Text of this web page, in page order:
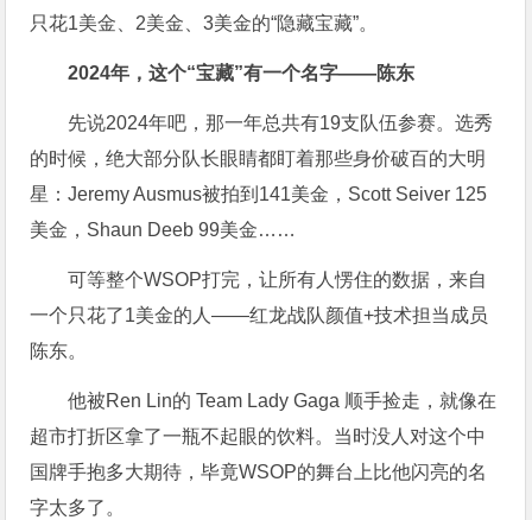
只花1美金、2美金、3美金的“隐藏宝藏”。
2024年，这个“宝藏”有一个名字——陈东
先说2024年吧，那一年总共有19支队伍参赛。选秀
的时候，绝大部分队长眼睛都盯着那些身价破百的大明
星：Jeremy Ausmus被拍到141美金，Scott Seiver 125
美金，Shaun Deeb 99美金……
可等整个WSOP打完，让所有人愣住的数据，来自
一个只花了1美金的人——红龙战队颜值+技术担当成员
陈东。
他被Ren Lin的 Team Lady Gaga 顺手捡走，就像在
超市打折区拿了一瓶不起眼的饮料。当时没人对这个中
国牌手抱多大期待，毕竟WSOP的舞台上比他闪亮的名
字太多了。